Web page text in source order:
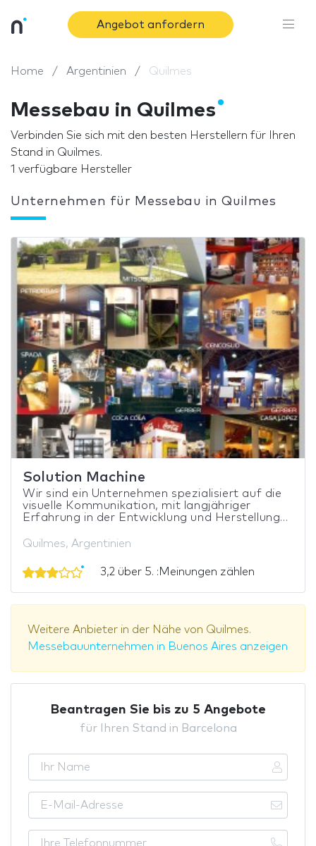
Angebot anfordern
Home Argentinien Quilmes
Messebau in Quilmes
Verbinden Sie sich mit den besten Herstellern für Ihren
Stand in Quilmes.
1 verfügbare Hersteller
Unternehmen für Messebau in Quilmes
Solution Machine
Wir sind ein Unternehmen spezialisiert auf die
visuelle Kommunikation, mit langjähriger
Erfahrung in der Entwicklung und Herstellung...
Quilmes, Argentinien
3,2 über 5. :Meinungen zählen
Weitere Anbieter in der Nähe von Quilmes.
Messebauunternehmen in Buenos Aires anzeigen
Beantragen Sie bis zu 5 Angebote
für Ihren Stand in Barcelona